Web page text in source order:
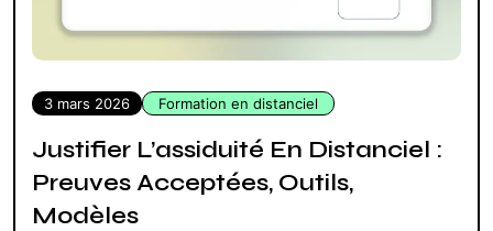
3 mars 2026 Formation en distanciel
Justifier L’assiduité En Distanciel :
Preuves Acceptées, Outils,
Modèles